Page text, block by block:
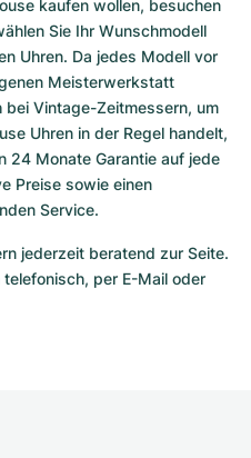
kaufen wollen, besuchen
Sie Ihr Wunschmodell
Uhren. Da jedes Modell vor
Meisterwerkstatt
Vintage-Zeitmessern, um
Uhren in der Regel handelt,
24 Monate Garantie auf jede
Preise sowie einen
Service.
jederzeit beratend zur Seite.
per E-Mail oder